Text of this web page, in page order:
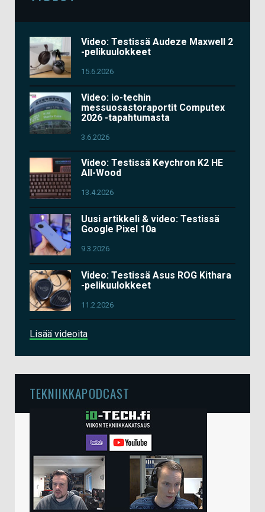
Video: Testissä Audeze Maxwell 2
-pelikuulokkeet
15.6.2026
Video: io-techin
messuosastoraportit Computex
2026 -tapahtumasta
3.6.2026
Video: Testissä Keychron K2 HE
All-Wood
13.4.2026
Uusi artikkeli & video: Testissä
Google Pixel 10a
9.3.2026
Video: Testissä Asus ROG Kithara
-pelikuulokkeet
11.2.2026
Lisää videoita
TEKNIIKKAPODCAST